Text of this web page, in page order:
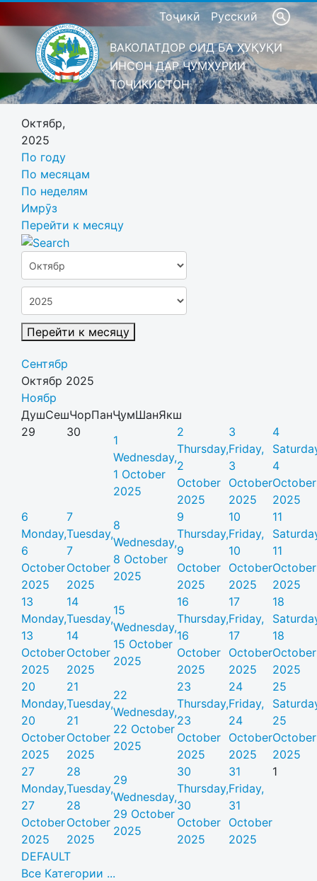
Тоҷикӣ Русский
ВАКОЛАТДОР ОИД БА ҲУҚУҚИ
ИНСОН ДАР ҶУМҲУРИИ
ТОҶИКИСТОН
Октябр,
2025
По году
По месяцам
По неделям
Имрӯз
Перейти к месяцу
Перейти к месяцу
Сентябр
Октябр 2025
Ноябр
ДушСешЧорПанҶумШанЯкш
29
30
1
Wednesday,
1 October
2025
2
Thursday,
2
October
2025
3
Friday,
3
October
2025
4
4
October
2025
6
Monday,
6
October
2025
7
Tuesday,
7
October
2025
8
Wednesday,
8 October
2025
9
Thursday,
9
October
2025
10
Friday,
10
October
2025
11
11
October
2025
13
Monday,
13
October
2025
14
Tuesday,
14
October
2025
15
Wednesday,
15 October
2025
16
Thursday,
16
October
2025
17
Friday,
17
October
2025
18
18
October
2025
20
Monday,
20
October
2025
21
Tuesday,
21
October
2025
22
Wednesday,
22 October
2025
23
Thursday,
23
October
2025
24
Friday,
24
October
2025
25
25
October
2025
27
Monday,
27
October
2025
28
Tuesday,
28
October
2025
29
Wednesday,
29 October
2025
30
Thursday,
30
October
2025
31
Friday,
31
October
2025
1
DEFAULT
Все Категории ...